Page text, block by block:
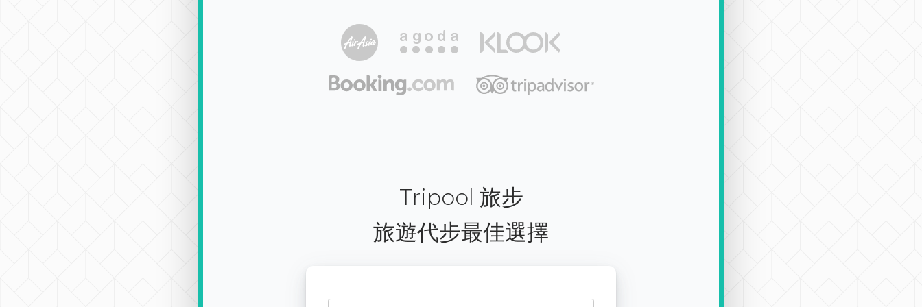
Tripool 旅步
旅遊代步最佳選擇